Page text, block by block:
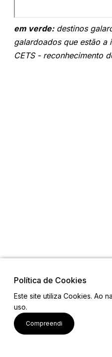
em verde:destinos
galardoados que estão a
CETS - reconhecimento
Política de Cookies
Este site utiliza Cookies. Ao
uso.
Compreendi
CETS Alto Minho
Biblioteca
Notícias